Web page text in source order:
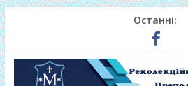
Останні: